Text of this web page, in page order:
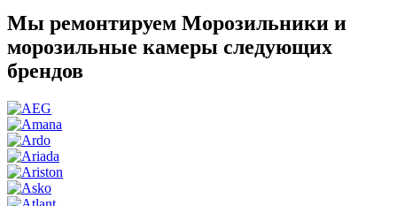
Мы ремонтируем Морозильники и
морозильные камеры следующих
брендов